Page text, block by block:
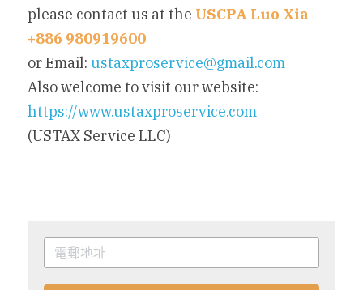
please contact us at the USCPA Luo Xia
+886 980919600
or Email: ustaxproservice@gmail.com
https://www.ustaxproservice.com
(USTAX Service LLC)